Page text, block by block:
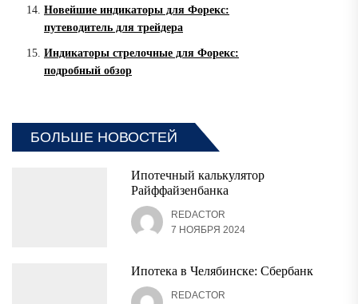
Новейшие индикаторы для Форекс:
путеводитель для трейдера
Индикаторы стрелочные для Форекс:
подробный обзор
БОЛЬШЕ НОВОСТЕЙ
Ипотечный калькулятор
Райффайзенбанка
REDACTOR
7 НОЯБРЯ 2024
Ипотека в Челябинске: Сбербанк
REDACTOR